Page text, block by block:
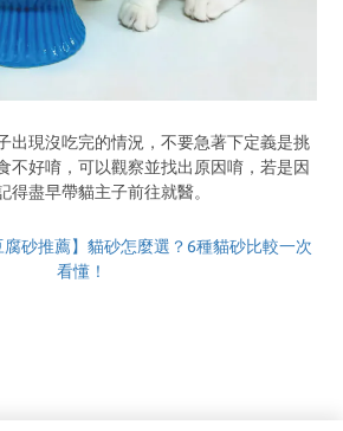
出現沒吃完的情況，不要急著下定義是挑
不好唷，可以觀察並找出原因唷，若是因
得盡早帶貓主子前往就醫。
腐砂推薦】貓砂怎麼選？6種貓砂比較一次
看懂！